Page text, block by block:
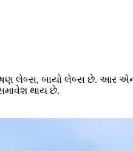
લેબ્સ, બાયો લેબ્સ છે. આર
થાય છે.